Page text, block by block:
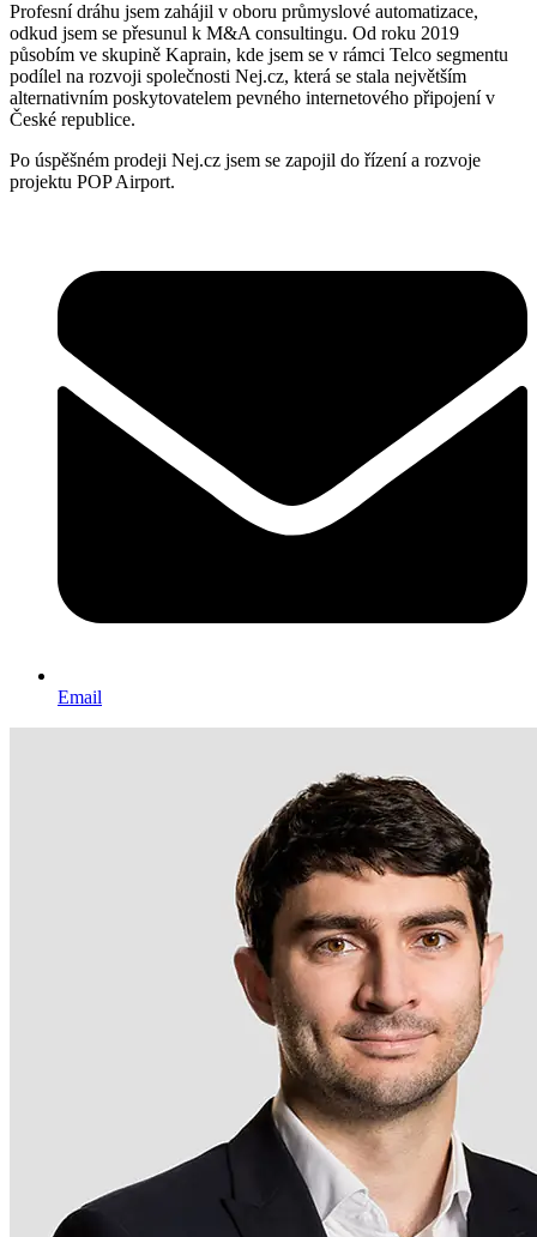
Profesní dráhu jsem zahájil v oboru průmyslové automatizace,
odkud jsem se přesunul k M&A consultingu. Od roku 2019
působím ve skupině Kaprain, kde jsem se v rámci Telco segmentu
podílel na rozvoji společnosti Nej.cz, která se stala největším
alternativním poskytovatelem pevného internetového připojení v
České republice.
Po úspěšném prodeji Nej.cz jsem se zapojil do řízení a rozvoje
projektu POP Airport.
Email